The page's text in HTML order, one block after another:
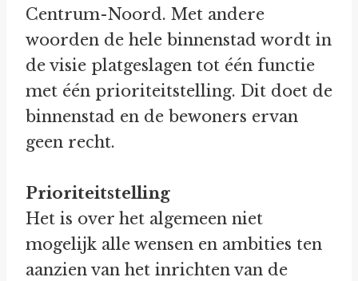
Centrum-Noord. Met andere
woorden de hele binnenstad wordt in
de visie platgeslagen tot één functie
met één prioriteitstelling. Dit doet de
binnenstad en de bewoners ervan
geen recht.
Prioriteitstelling
Het is over het algemeen niet
mogelijk alle wensen en ambities ten
aanzien van het inrichten van de